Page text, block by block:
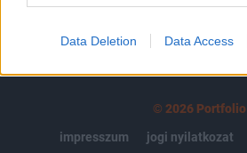
Data Deletion Data Access
© 2026 Portfolio
impresszum
jogi nyilatkozat